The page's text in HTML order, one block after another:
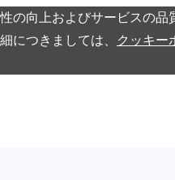
の向上およびサービスの
につきましては、
クッキー